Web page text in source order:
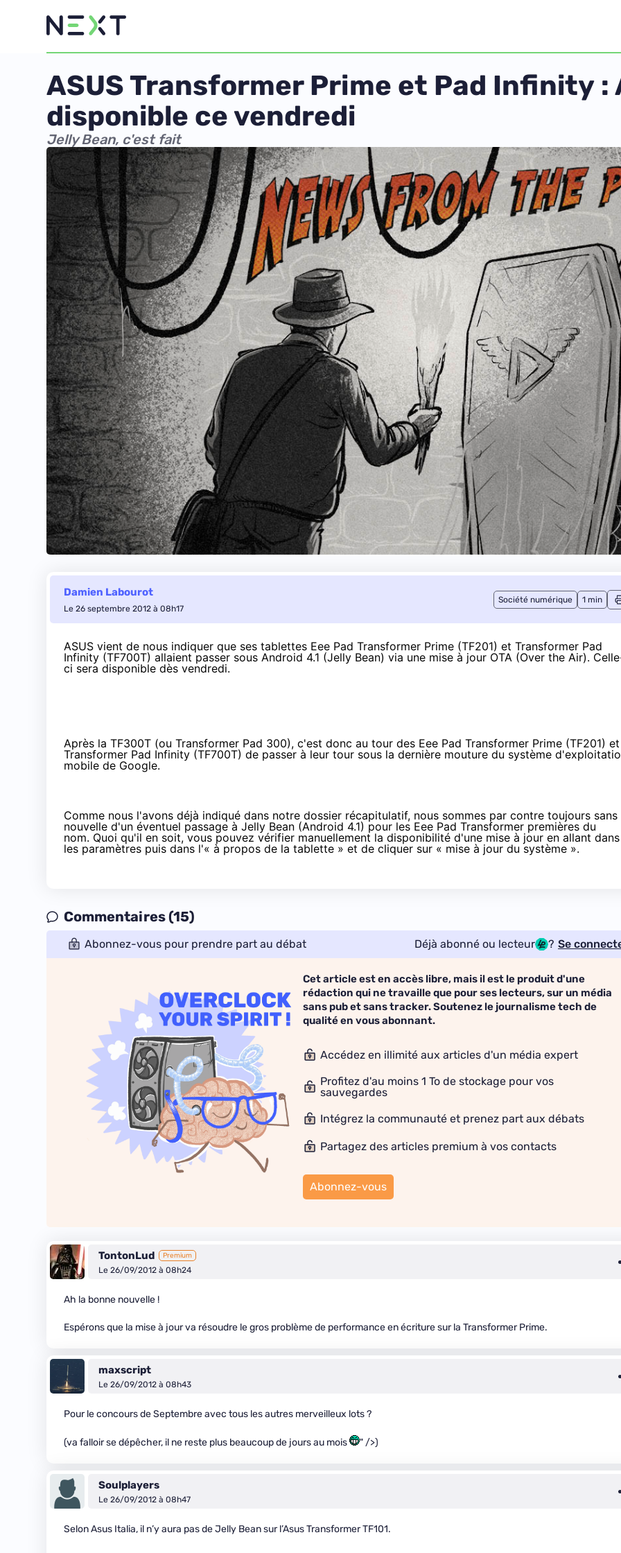
ASUS Transformer Prime et Pad Infinity :
disponible ce vendredi
Jelly Bean, c'est fait
Damien Labourot
Le 26 septembre 2012 à 08h17
Société numérique 1 min
ASUS vient de nous indiquer que ses tablettes Eee Pad Transformer Prime (TF201) et Transformer Pad
Infinity (TF700T) allaient passer sous Android 4.1 (Jelly Bean) via une mise à jour OTA (Over the Air).
ci sera disponible dès vendredi.
Après la TF300T (ou Transformer Pad 300), c'est donc au tour des Eee Pad Transformer Prime (TF201) et
Transformer Pad Infinity (TF700T) de passer à leur tour sous la dernière mouture du système
mobile de Google.
Comme nous l'avons déjà indiqué dans notre dossier récapitulatif, nous sommes par contre toujours sans
nouvelle d'un éventuel passage à Jelly Bean (Android 4.1) pour les Eee Pad Transformer premières du
nom. Quoi qu'il en soit, vous pouvez vérifier manuellement la disponibilité d'une mise à jour en allant dans
les paramètres puis dans l'« à propos de la tablette » et de cliquer sur « mise à jour du système ».
Commentaires (15)
Abonnez-vous pour prendre part au débat Déjà abonné ou lecteur ? Se
Cet article est en accès libre, mais il est le produit d'une
rédaction qui ne travaille que pour ses lecteurs, sur un média
sans pub et sans tracker. Soutenez le journalisme tech de
qualité en vous abonnant.
Accédez en illimité aux articles d'un média expert
Profitez d'au moins 1 To de stockage pour vos
sauvegardes
Intégrez la communauté et prenez part aux débats
Partagez des articles premium à vos contacts
Abonnez-vous
TontonLud Premium
Le 26/09/2012 à 08h24
Ah la bonne nouvelle !
Espérons que la mise à jour va résoudre le gros problème de performance en écriture sur la Transformer Prime.
maxscript
Le 26/09/2012 à 08h43
Pour le concours de Septembre avec tous les autres merveilleux lots ?
(va falloir se dépêcher, il ne reste plus beaucoup de jours au mois " />)
Soulplayers
Le 26/09/2012 à 08h47
Selon Asus Italia, il n’y aura pas de Jelly Bean sur l’Asus Transformer TF101.